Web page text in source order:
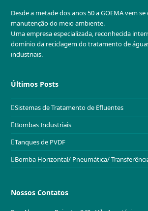
Desde a metade dos anos 50 a GOEMA vem
manutenção do meio ambiente.
Uma empresa especializada, reconhecida
domínio da reciclagem do tratamento de
industriais.
Últimos Posts
Sistemas de Tratamento de Efluentes
Bombas Industriais
Tanques de PVDF
Bomba Horizontal/ Pneumática/
Nossos Contatos